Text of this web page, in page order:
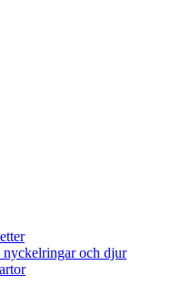
nyckelringar och djur